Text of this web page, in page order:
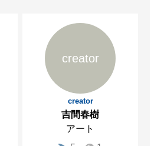
creator
creator
吉間春樹
アート